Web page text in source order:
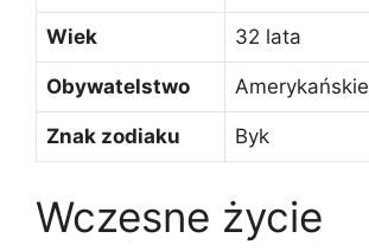
Wiek 32 lata
Obywatelstwo Amerykańskie
Znak zodiaku Byk
Wczesne życie